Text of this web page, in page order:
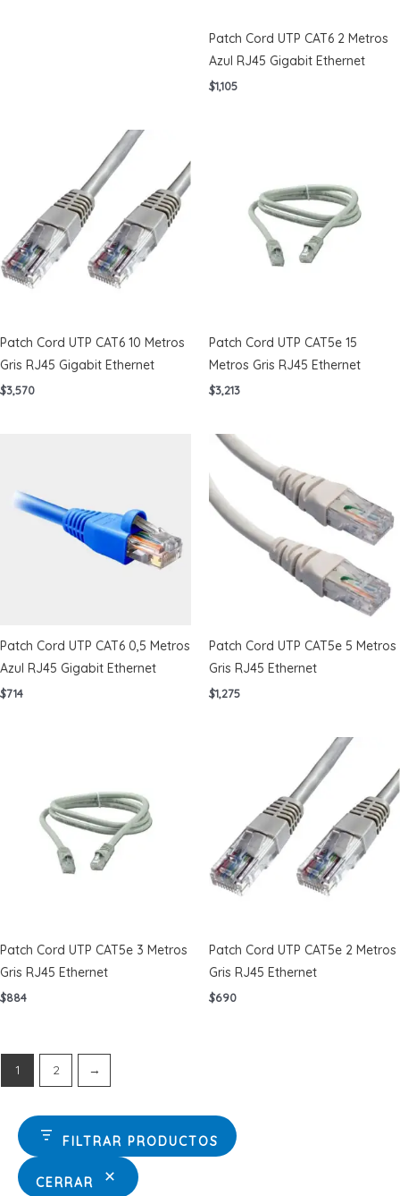
FILTRAR PRODUCTOS
CERRAR
Patch Cord UTP CAT6 2 Metros
Azul RJ45 Gigabit Ethernet
$1,105
Patch Cord UTP CAT6 10 Metros
Gris RJ45 Gigabit Ethernet
$3,570
Patch Cord UTP CAT5e 15
Metros Gris RJ45 Ethernet
$3,213
Patch Cord UTP CAT6 0,5 Metros
Azul RJ45 Gigabit Ethernet
$714
Patch Cord UTP CAT5e 5 Metros
Gris RJ45 Ethernet
$1,275
Patch Cord UTP CAT5e 3 Metros
Gris RJ45 Ethernet
$884
Patch Cord UTP CAT5e 2 Metros
Gris RJ45 Ethernet
$690
1 2 →